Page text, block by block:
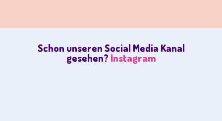
Schon unseren Social Media Kanal
gesehen? Instagram